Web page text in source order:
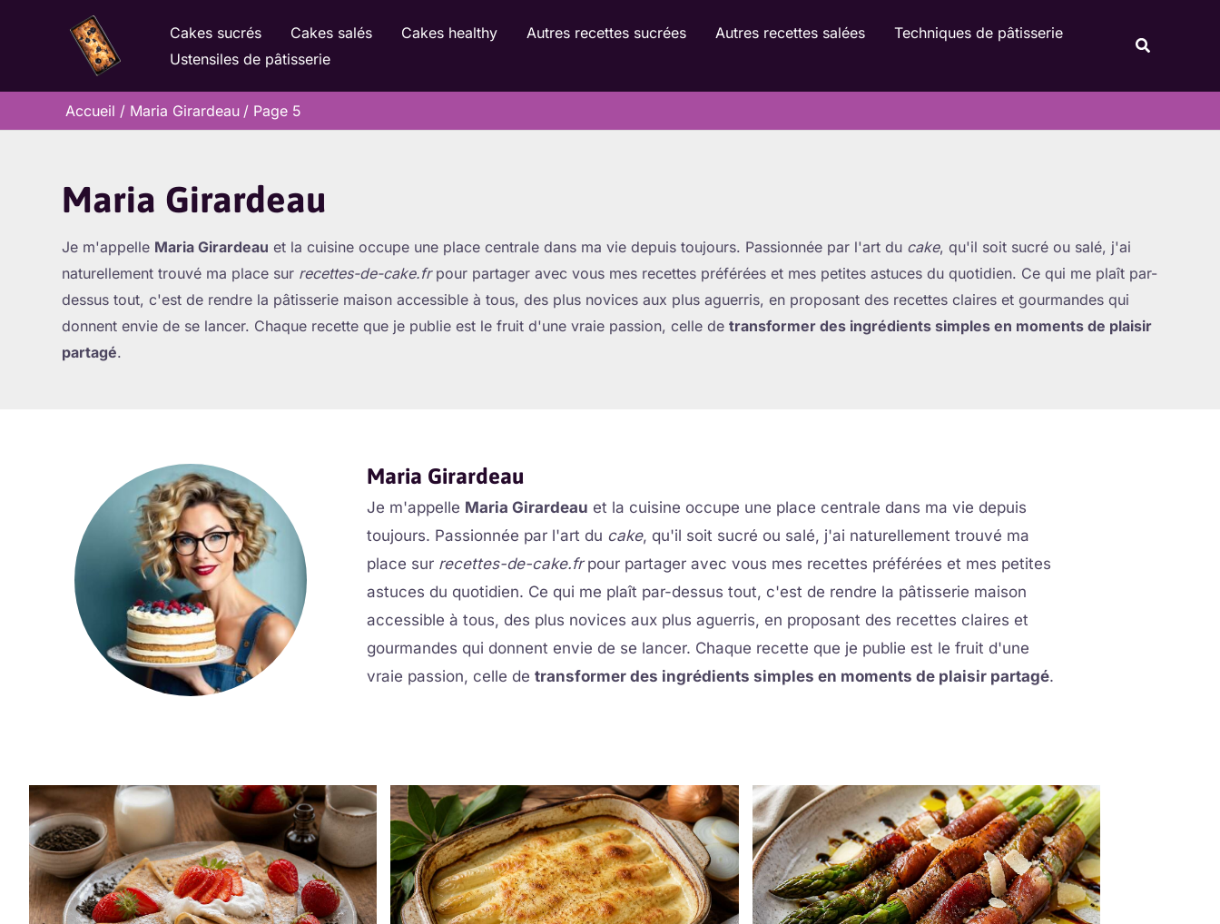
Cakes sucrés Cakes salés Cakes healthy Autres recettes sucrées Autres recettes salées
Techniques de pâtisserie
Ustensiles de pâtisserie
Accueil Maria Girardeau Page 5
Maria Girardeau
Je m'appelle Maria Girardeau et la cuisine occupe une place centrale dans ma vie depuis toujours. Passionnée par l'art du cake, qu'il soit sucré ou salé, j'ai
naturellement trouvé ma place sur recettes-de-cake.frpour partager avec vous mes recettes préférées et mes petites astuces du quotidien. Ce qui me plaît par-
dessus tout, c'est de rendre la pâtisserie maison accessible à tous, des plus novices aux plus aguerris, en proposant des recettes claires et gourmandes qui
donnent envie de se lancer. Chaque recette que je publie est le fruit d'une vraie passion, celle de transformer des ingrédients simples en moments de plaisir
partagé.
Maria Girardeau
Je m'appelle Maria Girardeau et la cuisine occupe une place centrale dans ma vie depuis
toujours. Passionnée par l'art du cake, qu'il soit sucré ou salé, j'ai naturellement trouvé ma
place sur recettes-de-cake.frpour partager avec vous mes recettes préférées et mes petites
astuces du quotidien. Ce qui me plaît par-dessus tout, c'est de rendre la pâtisserie maison
accessible à tous, des plus novices aux plus aguerris, en proposant des recettes claires et
gourmandes qui donnent envie de se lancer. Chaque recette que je publie est le fruit d'une
vraie passion, celle de transformer des ingrédients simples en moments de plaisir partagé.